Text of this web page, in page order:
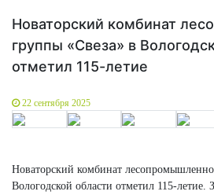
Новаторский комбинат
группы «Свеза» в
отметил 115-летие
22 сентября 2025
Новаторский комбинат
Вологодской области отметил 115-летие.